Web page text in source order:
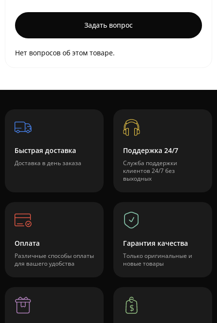
Задать вопрос
Нет вопросов об этом товаре.
Быстрая доставка
Доставка в день заказа
Поддержка 24/7
Служба поддержки
клиентов 24/7 без
выходных
Оплата
Различные способы оплаты
для вашего удобства
Гарантия качества
Только оригинальные и
новые товары